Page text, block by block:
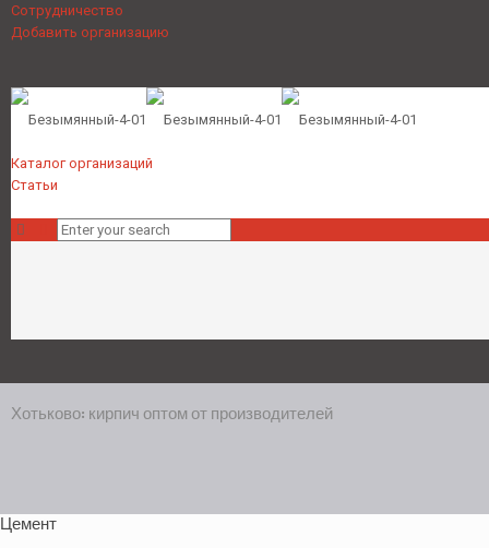
Сотрудничество
Добавить организацию
Каталог организаций
Статьи
Хотьково: кирпич оптом от производителей
Цемент